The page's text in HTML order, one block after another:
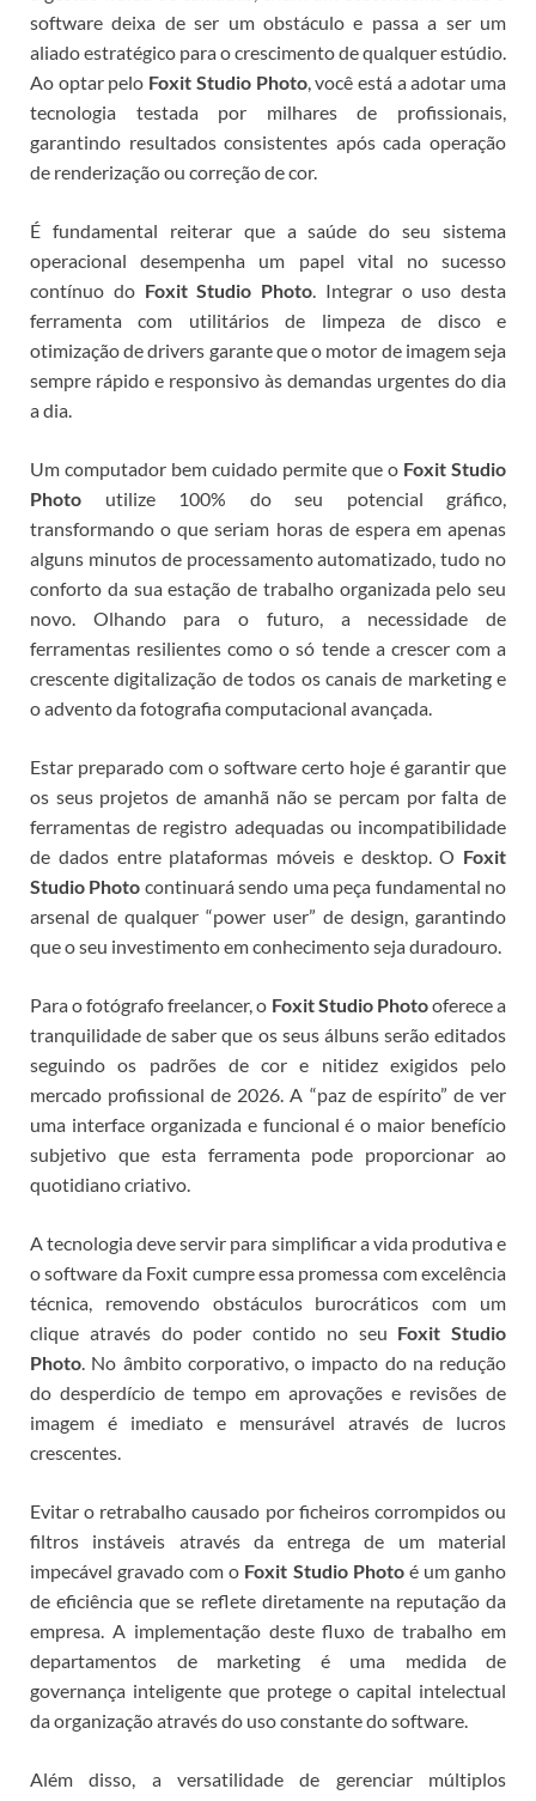
software deixa de ser um obstáculo e passa a ser um
aliado estratégico para o crescimento de qualquer estúdio.
Ao optar pelo Foxit Studio Photo, você está a adotar uma
tecnologia testada por milhares de profissionais,
garantindo resultados consistentes após cada operação
de renderização ou correção de cor.
É fundamental reiterar que a saúde do seu sistema
operacional desempenha um papel vital no sucesso
contínuo do Foxit Studio Photo. Integrar o uso desta
ferramenta com utilitários de limpeza de disco e
otimização de drivers garante que o motor de imagem seja
sempre rápido e responsivo às demandas urgentes do dia
a dia.
Um computador bem cuidado permite que o Foxit Studio
Photo utilize 100% do seu potencial gráfico,
transformando o que seriam horas de espera em apenas
alguns minutos de processamento automatizado, tudo no
conforto da sua estação de trabalho organizada pelo seu
novo. Olhando para o futuro, a necessidade de
ferramentas resilientes como o só tende a crescer com a
crescente digitalização de todos os canais de marketing e
o advento da fotografia computacional avançada.
Estar preparado com o software certo hoje é garantir que
os seus projetos de amanhã não se percam por falta de
ferramentas de registro adequadas ou incompatibilidade
de dados entre plataformas móveis e desktop. O Foxit
Studio Photo continuará sendo uma peça fundamental no
arsenal de qualquer “power user” de design, garantindo
que o seu investimento em conhecimento seja duradouro.
Para o fotógrafo freelancer, o Foxit Studio Photooferece a
tranquilidade de saber que os seus álbuns serão editados
seguindo os padrões de cor e nitidez exigidos pelo
mercado profissional de 2026. A “paz de espírito” de ver
uma interface organizada e funcional é o maior benefício
subjetivo que esta ferramenta pode proporcionar ao
quotidiano criativo.
A tecnologia deve servir para simplificar a vida produtiva e
o software da Foxit cumpre essa promessa com excelência
técnica, removendo obstáculos burocráticos com um
clique através do poder contido no seu Foxit Studio
Photo. No âmbito corporativo, o impacto dona redução
do desperdício de tempo em aprovações e revisões de
imagem é imediato e mensurável através de lucros
crescentes.
Evitar o retrabalho causado por ficheiros corrompidos ou
filtros instáveis através da entrega de um material
impecável gravado com o Foxit Studio Photoé um ganho
de eficiência que se reflete diretamente na reputação da
empresa. A implementação deste fluxo de trabalho em
departamentos de marketing é uma medida de
governança inteligente que protege o capital intelectual
da organização através do uso constante do software.
Além disso, a versatilidade de gerenciar múltiplos